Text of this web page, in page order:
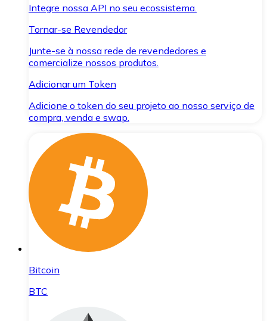
Integre nossa API no seu ecossistema.
Tornar-se Revendedor
Junte-se à nossa rede de revendedores e
comercialize nossos produtos.
Adicionar um Token
Adicione o token do seu projeto ao nosso serviço de
compra, venda e swap.
Bitcoin
BTC